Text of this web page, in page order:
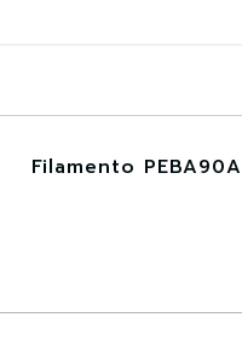
Filamento